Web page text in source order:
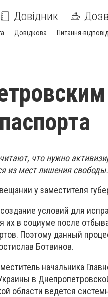
Довідник
Довідкова Питання-
что нужно
из мест лишения свободы.
у заместителя
условий для
их в социуме после
Поэтому данный
Ботвинов.
начальника
в
области ведется